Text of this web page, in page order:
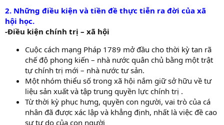
2. Những điều kiện và tiền đề thực tiễn ra đời của xã
hội học.
-Điều kiện chính trị – xã hội
Cuộc cách mạng Pháp 1789 mở đầu cho thời kỳ tan rã
chế độ phong kiến – nhà nước quân chủ bằng một trật
tự chính trị mới – nhà nước tư sản.
Một nhóm thiểu số trong xã hội nắm giữ sở hữu về tư
liệu sản xuất và tập trung quyền lực chính trị .
Từ thời kỳ phục hưng, quyền con người, vai trò của cá
nhân đã được xác lập và khẳng định, nhất là việc đề cao
sự tự do của con người